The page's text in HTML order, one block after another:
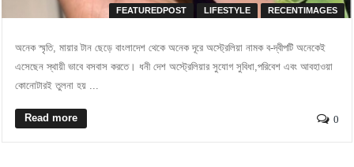
FEATUREDPOST LIFESTYLE RECENTIMAGES
অনেক স্মৃতি, মায়ার টান ছেড়ে বাংলাদেশ থেকে অনেক দূরে অস্ট্রেলিয়া নামক ব-দ্বীপটি অনেকেই
এসেছেন স্থায়ী ভাবে বসবাস করতে। ধনী দেশ অস্ট্রেলিয়ার সুযোগ সুবিধা,পরিবেশ এবং আবহাওয়া
কোনোটারই তুলনা হয় ...
Read more 0